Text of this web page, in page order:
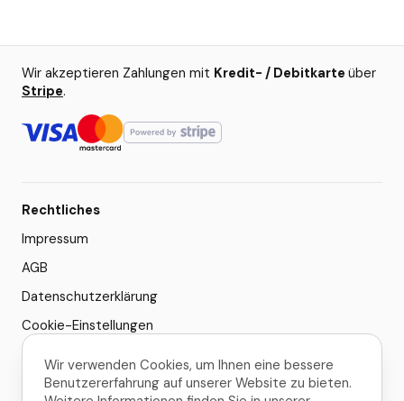
Wir akzeptieren Zahlungen mit Kredit- / Debitkarte über
Stripe.
Rechtliches
Impressum
AGB
Datenschutzerklärung
Cookie-Einstellungen
© 2026 Pura Vida Travel
Wir verwenden Cookies, um Ihnen eine bessere
Benutzererfahrung auf unserer Website zu bieten.